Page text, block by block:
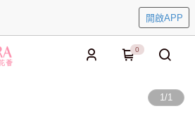
開啟APP
0
1/1